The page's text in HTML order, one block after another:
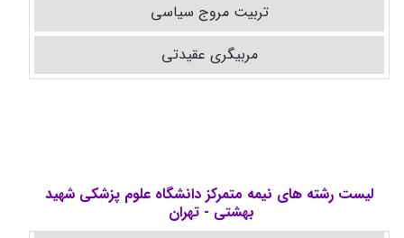
تربیت مروج سیاسی
مربیگری عقیدتی
لیست رشته های نیمه متمرکز دانشگاه علوم پزشکی شهید
بهشتی - تهران